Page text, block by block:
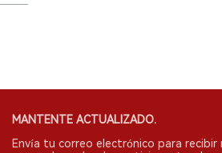
MANTENTE ACTUALIZADO.
Envía tu correo electrónico para recibir